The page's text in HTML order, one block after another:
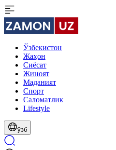
Ўзбекистон
Жаҳон
Сиёсат
Жиноят
Маданият
Спорт
Cаломатлик
Lifestyle
ўзб